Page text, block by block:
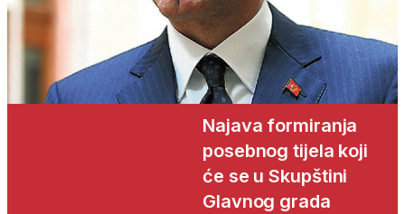
Najava formiranja
posebnog tijela koji
će se u Skupštini
Glavnog grada